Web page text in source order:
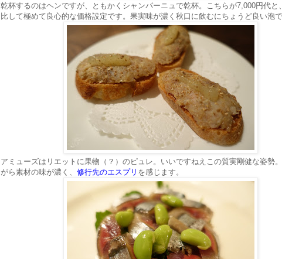
乾杯するのはヘンですが、ともかくシャンパーニュで乾杯。こちらが7,000円代と
比して極めて良心的な価格設定です。果実味が濃く秋口に飲むにちょうど良い泡で
アミューズはリエットに果物（？）のピュレ。いいですねえこの質実剛健な姿勢
がら素材の味が濃く、 修行先のエスプリ を感じます。